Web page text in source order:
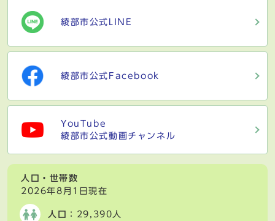
綾部市公式LINE
綾部市公式Facebook
YouTube
綾部市公式動画チャンネル
人口・世帯数
2026年8月1日現在
人口 ：29,390人